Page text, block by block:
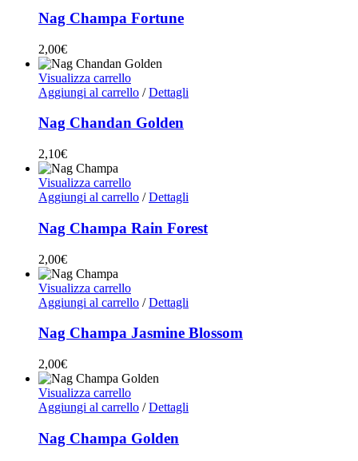
Nag Champa Fortune
2,00€
Visualizza carrello
Aggiungi al carrello / Dettagli
Nag Chandan Golden
2,10€
Visualizza carrello
Aggiungi al carrello / Dettagli
Nag Champa Rain Forest
2,00€
Visualizza carrello
Aggiungi al carrello / Dettagli
Nag Champa Jasmine Blossom
2,00€
Visualizza carrello
Aggiungi al carrello / Dettagli
Nag Champa Golden